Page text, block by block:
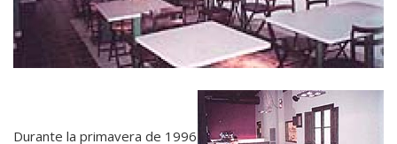
Durante la primavera de 1996